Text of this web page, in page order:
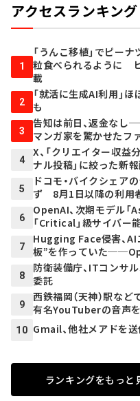
アクセスランキング
1
「うんこ移植」でピー
粒食べられるように
載
2
「就活に生成AI利用」
も
3
告知は前日、返金なし
マンガ家を驚かせたフ
4
X、「クリエイター収
ナル投稿」に絞った新
5
ドコモ・バイクシェア
ず 8月1日以降の利用
6
OpenAI、次期モデル
「Critical」級サイバー
7
Hugging Face侵害、
板”を作っていた
8
防衛装備庁、ITコンサ
委託
9
西鉄福岡（天神）駅な
有名YouTuberの音声
10 Gmail、他社メアドを
ランキングをもっと